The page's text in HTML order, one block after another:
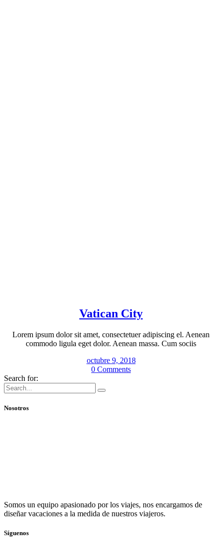
Vatican City
Lorem ipsum dolor sit amet, consectetuer adipiscing el. Aenean
commodo ligula eget dolor. Aenean massa. Cum sociis
octubre 9, 2018
0 Comments
Search for:
Nosotros
Somos un equipo apasionado por los viajes, nos encargamos de
diseñar vacaciones a la medida de nuestros viajeros.
Síguenos